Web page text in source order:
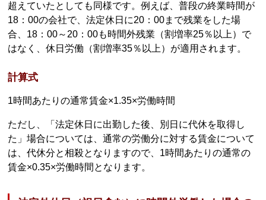
超えていたとしても同様です。例えば、普段の終業時間が
18：00の会社で、法定休日に20：00まで残業をした場
合、18：00～20：00も時間外残業（割増率25％以上）で
はなく、休日労働（割増率35％以上）が適用されます。
計算式
1時間あたりの通常賃金×1.35×労働時間
ただし、「法定休日に出勤した後、別日に代休を取得し
た」場合については、通常の労働分に対する賃金について
は、代休分と相殺となりますので、1時間あたりの通常の
賃金×0.35×労働時間となります。